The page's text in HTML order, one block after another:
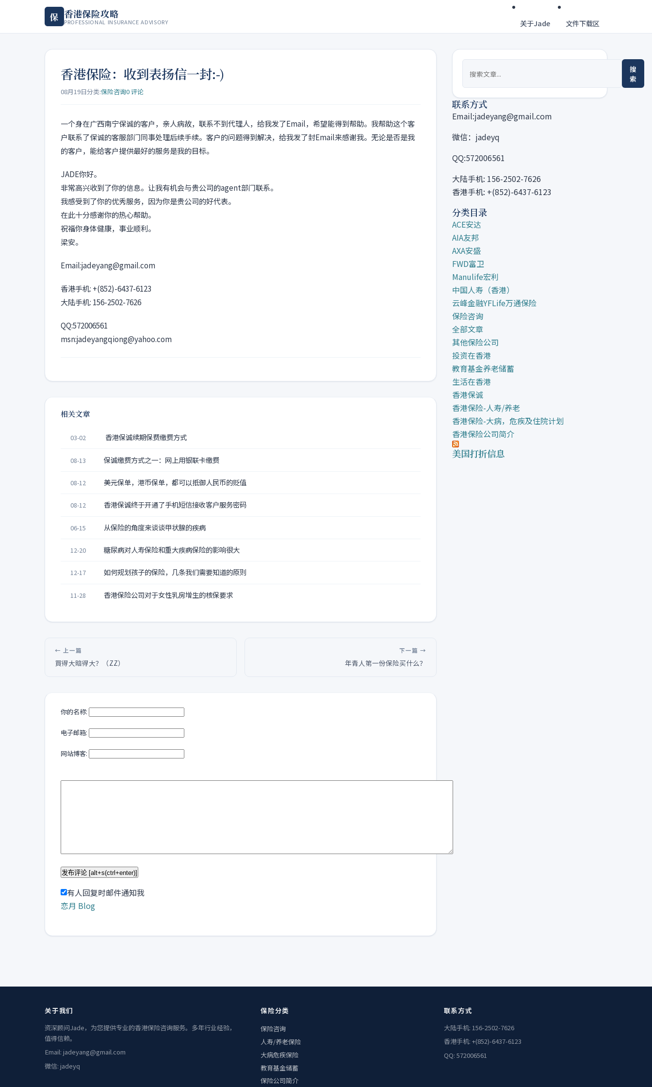
保 香港保险攻略
PROFESSIONAL INSURANCE ADVISORY 关于Jade 文件下载区
香港保险：收到表扬信一封:-)
08月19日分类:保险咨询0 评论
一个身在广西南宁保诚的客户，亲人病故，联系不到代理人，给我发了Email，希望能得到帮助。我帮助这个客
户联系了保诚的客服部门同事处理后续手续。客户的问题得到解决，给我发了封Email来感谢我。无论是否是我
的客户，能给客户提供最好的服务是我的目标。
JADE你好。
非常高兴收到了你的信息。让我有机会与贵公司的agent部门联系。
我感受到了你的优秀服务，因为你是贵公司的好代表。
在此十分感谢你的热心帮助。
祝福你身体健康，事业顺利。
梁安。
Email:jadeyang@gmail.com
香港手机: +(852)-6437-6123
大陆手机: 156-2502-7626
QQ:572006561
msn:jadeyangqiong@yahoo.com
相关文章
03-02 香港保诚续期保费缴费方式
08-13 保诚缴费方式之一：网上用银联卡缴费
08-12 美元保单，港币保单，都可以抵御人民币的贬值
08-12 香港保诚终于开通了手机短信接收客户服务密码
06-15 从保险的角度来谈谈甲状腺的疾病
12-20 糖尿病对人寿保险和重大疾病保险的影响很大
12-17 如何规划孩子的保险，几条我们需要知道的原则
11-28 香港保险公司对于女性乳房增生的核保要求
← 上一篇
買得大賠得大？（ZZ）
下一篇 →
年青人第一份保险买什么？
你的名称:
电子邮箱:
网站博客:
有人回复时邮件通知我
恋月 Blog
搜
索
联系方式
Email:jadeyang@gmail.com
微信：jadeyq
QQ:572006561
大陆手机: 156-2502-7626
香港手机: +(852)-6437-6123
分类目录
ACE安达
AIA友邦
AXA安盛
FWD富卫
Manulife宏利
中国人寿（香港）
云峰金融YFLife万通保险
保险咨询
全部文章
其他保险公司
投资在香港
教育基金养老储蓄
生活在香港
香港保诚
香港保险-人寿/养老
香港保险-大病，危疾及住院计划
香港保险公司简介
美国打折信息
关于我们
资深顾问Jade，为您提供专业的香港保险咨询服务。多年行业经验，
值得信赖。
Email: jadeyang@gmail.com
微信: jadeyq
保险分类
保险咨询
人寿/养老保险
大病危疾保险
教育基金储蓄
保险公司简介
联系方式
大陆手机: 156-2502-7626
香港手机: +(852)-6437-6123
QQ: 572006561